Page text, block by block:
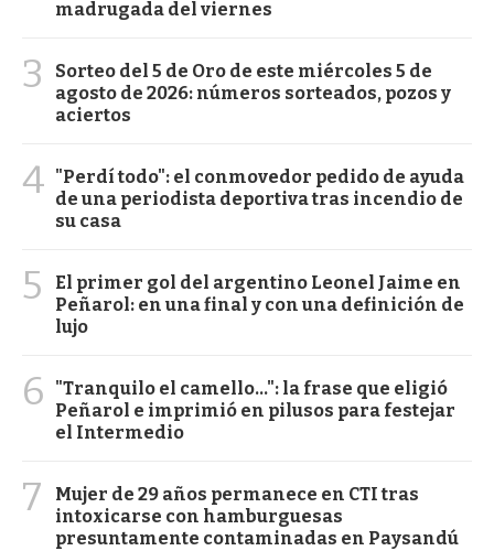
madrugada del viernes
3
Sorteo del 5 de Oro de este miércoles 5 de
agosto de 2026: números sorteados, pozos y
aciertos
4 "Perdí todo": el conmovedor pedido de ayuda
de una periodista deportiva tras incendio de
su casa
5
El primer gol del argentino Leonel Jaime en
Peñarol: en una final y con una definición de
lujo
6
"Tranquilo el camello...": la frase que eligió
Peñarol e imprimió en pilusos para festejar
el Intermedio
7
Mujer de 29 años permanece en CTI tras
intoxicarse con hamburguesas
presuntamente contaminadas en Paysandú